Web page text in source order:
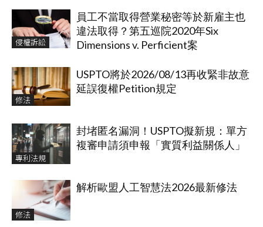
侵權訴訟
員工不當取得營業秘密等於新雇主也
違法取得？第五巡院2020年Six
Dimensions v. Perficient案
修法
USPTO將於2026/08/13再收緊非故意
延誤復權Petition規定
專利法規
封堵匿名漏洞！USPTO擬新規：單方
複審申請須申報「實質利益關係人」
修法
解析歐盟人工智慧法2026最新修法